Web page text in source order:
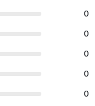
0
0
0
0
0